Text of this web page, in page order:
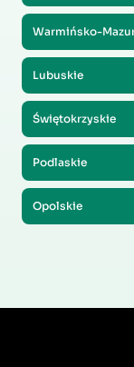
Warmińsko-
Lubuskie
Świętokrzyskie
Podlaskie
Opolskie